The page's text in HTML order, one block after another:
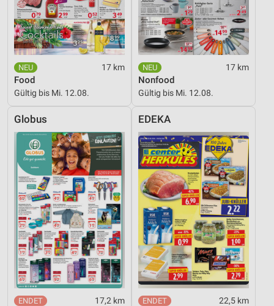
17 km
Food
Gültig bis Mi. 12.08.
17 km
Nonfood
Gültig bis Mi. 12.08.
Globus
17,2 km
EDEKA
22,5 km